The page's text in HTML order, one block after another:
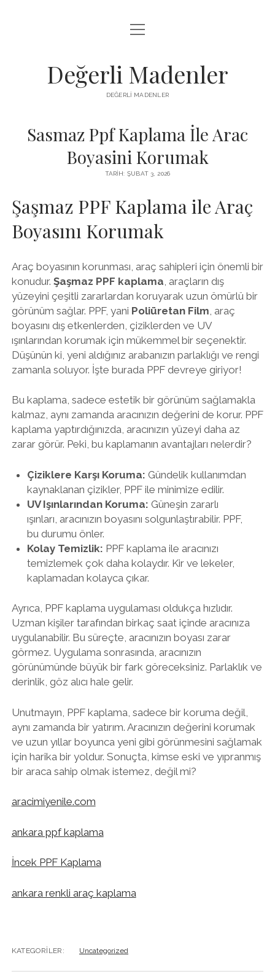
FACEBOOK TAKIPÇI YÜKSELTME HILESI
menüyü
aç
Değerli Madenler
DEĞERLI MADENLER
Sasmaz Ppf Kaplama İle Arac
Boyasini Korumak
TARIH: ŞUBAT 3, 2026
Şaşmaz PPF Kaplama ile Araç
Boyasını Korumak
Araç boyasının korunması, araç sahipleri için önemli bir
konudur. Şaşmaz PPF kaplama , araçların dış
yüzeyini çeşitli zararlardan koruyarak uzun ömürlü bir
görünüm sağlar. PPF, yani Poliüretan Film , araç
boyasını dış etkenlerden, çiziklerden ve UV
ışınlarından korumak için mükemmel bir seçenektir.
Düşünün ki, yeni aldığınız arabanızın parlaklığı ve rengi
zamanla soluyor. İşte burada PPF devreye giriyor!
Bu kaplama, sadece estetik bir görünüm sağlamakla
kalmaz, aynı zamanda aracınızın değerini de korur. PPF
kaplama yaptırdığınızda, aracınızın yüzeyi daha az
zarar görür. Peki, bu kaplamanın avantajları nelerdir?
Çiziklere Karşı Koruma: Gündelik kullanımdan
kaynaklanan çizikler, PPF ile minimize edilir.
UV Işınlarından Koruma: Güneşin zararlı
ışınları, aracınızın boyasını solgunlaştırabilir. PPF,
bu durumu önler.
Kolay Temizlik: PPF kaplama ile aracınızı
temizlemek çok daha kolaydır. Kir ve lekeler,
kaplamadan kolayca çıkar.
Ayrıca, PPF kaplama uygulaması oldukça hızlıdır.
Uzman kişiler tarafından birkaç saat içinde aracınıza
uygulanabilir. Bu süreçte, aracınızın boyası zarar
görmez. Uygulama sonrasında, aracınızın
görünümünde büyük bir fark göreceksiniz. Parlaklık ve
derinlik, göz alıcı hale gelir.
Unutmayın, PPF kaplama, sadece bir koruma değil,
aynı zamanda bir yatırım. Aracınızın değerini korumak
ve uzun yıllar boyunca yeni gibi görünmesini sağlamak
için harika bir yoldur. Sonuçta, kimse eski ve yıpranmış
bir araca sahip olmak istemez, değil mi?
aracimiyenile.com
ankara ppf kaplama
İncek PPF Kaplama
ankara renkli araç kaplama
KATEGORILER: Uncategorized